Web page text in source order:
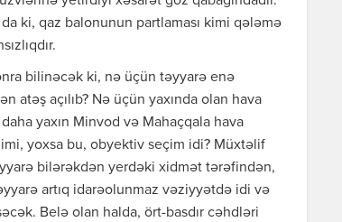
ki, qaz balonunun partlaması kimi qələmə
bilinəcək ki, nə üçün təyyarə enə
atəş açılıb? Nə üçün yaxında olan hava
yaxın Minvod və Mahaçqala hava
yoxsa bu, obyektiv seçim idi? Müxtəlif
bilərəkdən yerdəki xidmət tərəfindən,
artıq idarəolunmaz vəziyyətdə idi və
Belə olan halda, ört-basdır cəhdləri